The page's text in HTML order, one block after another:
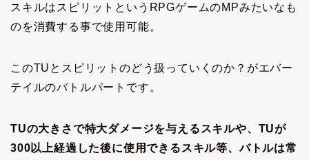
スキルはスピリットというRPGゲームのMPみたいなも
のを消費する事で使用可能。
このTUとスピリットのどう扱っていくのか？がエバー
テイルのバトルパートです。
TUの大きさで特大ダメージを与えるスキルや、TUが
300以上経過した後に使用できるスキル等、バトルは常